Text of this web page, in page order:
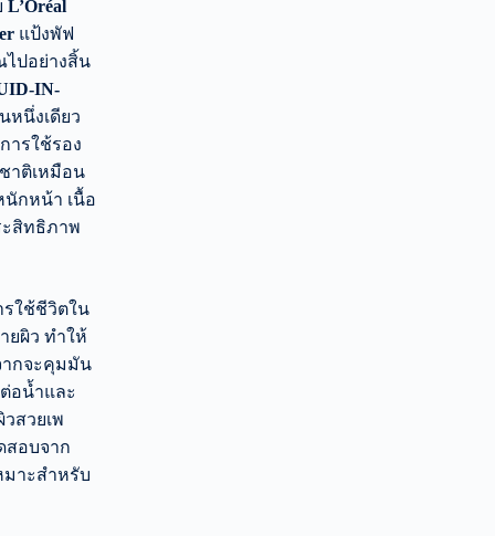
L’Oréal
แป้งพัฟ
ปอย่างสิ้น
IN-
หนึ่งเดียว
ารใช้รอง
าติเหมือน
นักหน้า เนื้อ
สิทธิภาพ
รใช้ชีวิตใน
ยผิว ทำให้
ากจะคุมมัน
อน้ำและ
สวยเพ
สอบจาก
มาะสำหรับ